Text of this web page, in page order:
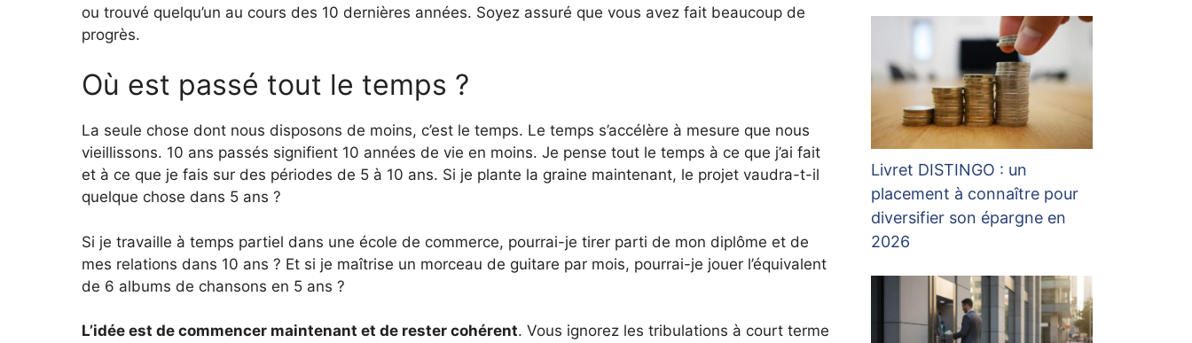
ou trouvé quelqu’un au cours des 10 dernières années. Soyez assuré que vous avez fait beaucoup de
progrès.
Où est passé tout le temps ?
La seule chose dont nous disposons de moins, c’est le temps. Le temps s’accélère à mesure que nous
vieillissons. 10 ans passés signifient 10 années de vie en moins. Je pense tout le temps à ce que j’ai fait
et à ce que je fais sur des périodes de 5 à 10 ans. Si je plante la graine maintenant, le projet vaudra-t-il
quelque chose dans 5 ans ?
Si je travaille à temps partiel dans une école de commerce, pourrai-je tirer parti de mon diplôme et de
mes relations dans 10 ans ? Et si je maîtrise un morceau de guitare par mois, pourrai-je jouer l’équivalent
de 6 albums de chansons en 5 ans ?
L’idée est de commencer maintenant et de rester cohérent. Vous ignorez les tribulations à court terme
Livret DISTINGO : un
placement à connaître pour
diversifier son épargne en
2026